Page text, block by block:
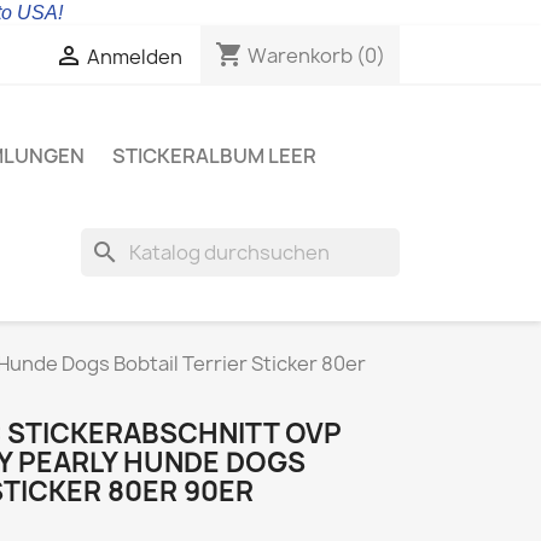
USA!
 Anmelden shopping_cart Warenkorb (0)
STICKERALBUM LEER
search
Dogs Bobtail Terrier Sticker 80er
OVP
PEARLY HUNDE DOGS
80ER 90ER